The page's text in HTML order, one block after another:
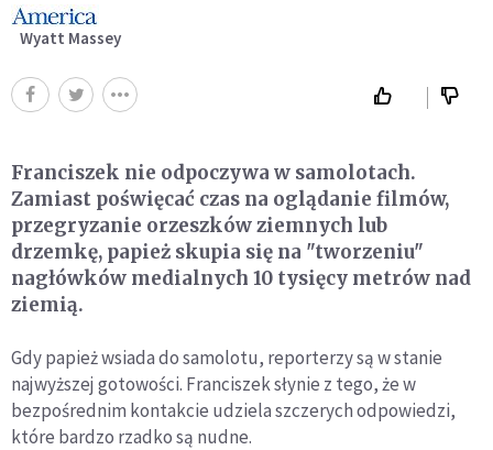
Wyatt Massey
Franciszek nie odpoczywa w samolotach.
Zamiast poświęcać czas na oglądanie filmów,
przegryzanie orzeszków ziemnych lub
drzemkę, papież skupia się na "tworzeniu"
nagłówków medialnych 10 tysięcy metrów nad
ziemią.
Gdy papież wsiada do samolotu, reporterzy są w stanie
najwyższej gotowości. Franciszek słynie z tego, że w
bezpośrednim kontakcie udziela szczerych odpowiedzi,
które bardzo rzadko są nudne.